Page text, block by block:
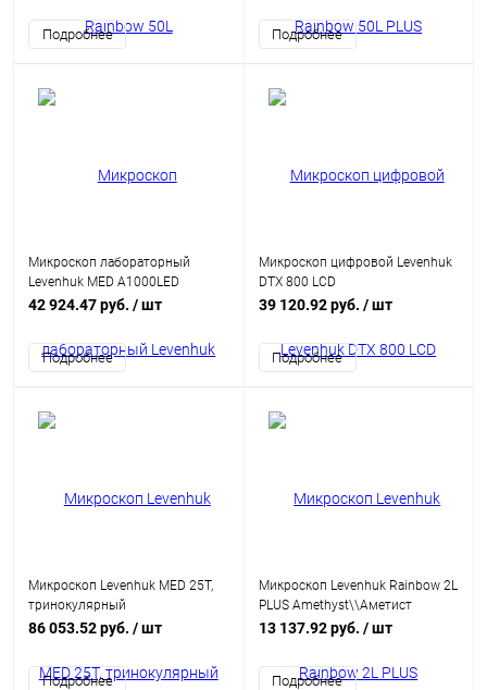
Подробнее Подробнее
Микроскоп лабораторный
Levenhuk MED А1000LED
42 924.47 руб. / шт
Подробнее
Микроскоп цифровой Levenhuk
DTX 800 LCD
39 120.92 руб. / шт
Подробнее
Микроскоп Levenhuk MED 25T,
тринокулярный
86 053.52 руб. / шт
Подробнее
Микроскоп Levenhuk Rainbow 2L
PLUS Amethyst\\Аметист
13 137.92 руб. / шт
Подробнее